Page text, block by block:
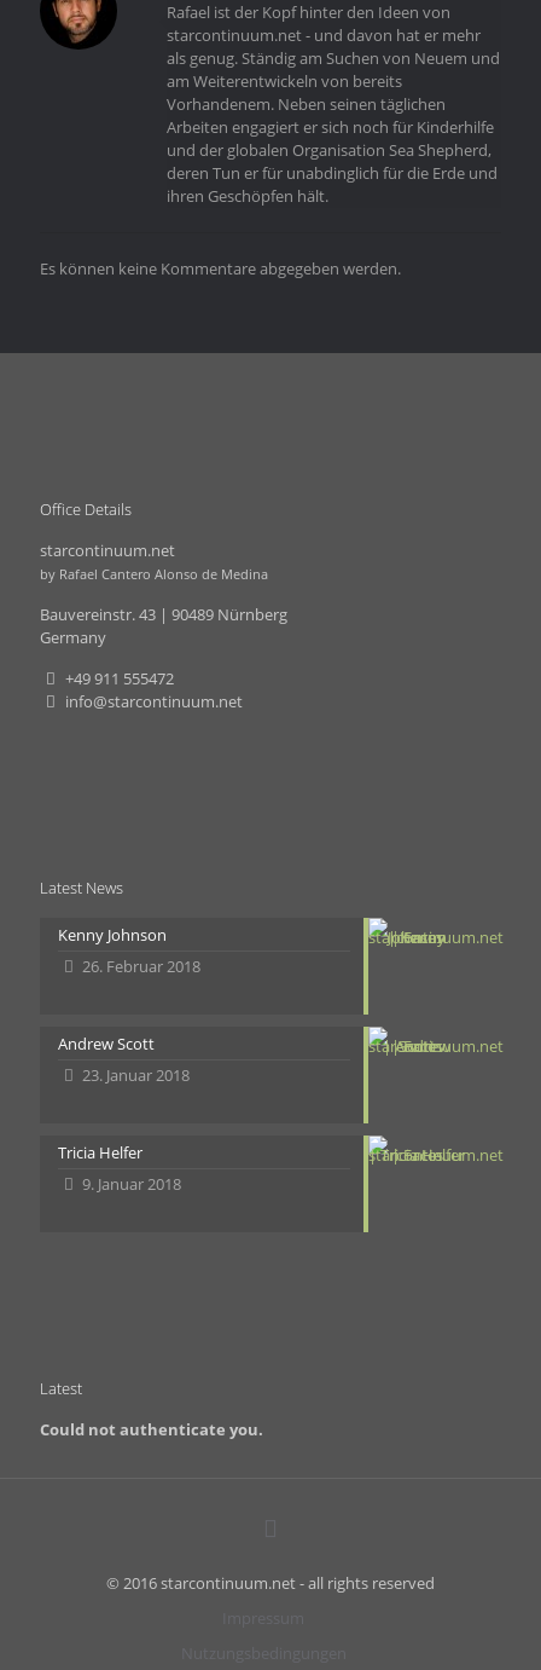
Rafael ist der Kopf hinter den Ideen von
starcontinuum.net - und davon hat er mehr
als genug. Ständig am Suchen von Neuem und
am Weiterentwickeln von bereits
Vorhandenem. Neben seinen täglichen
Arbeiten engagiert er sich noch für Kinderhilfe
und der globalen Organisation Sea Shepherd,
deren Tun er für unabdinglich für die Erde und
ihren Geschöpfen hält.
Es können keine Kommentare abgegeben werden.
Office Details
starcontinuum.net
by Rafael Cantero Alonso de Medina
Bauvereinstr. 43 | 90489 Nürnberg
Germany
+49 911 555472
info@starcontinuum.net
Latest News
Kenny Johnson
26. Februar 2018
Andrew Scott
23. Januar 2018
Tricia Helfer
9. Januar 2018
Latest
Could not authenticate you.
© 2016 starcontinuum.net - all rights reserved
Impressum